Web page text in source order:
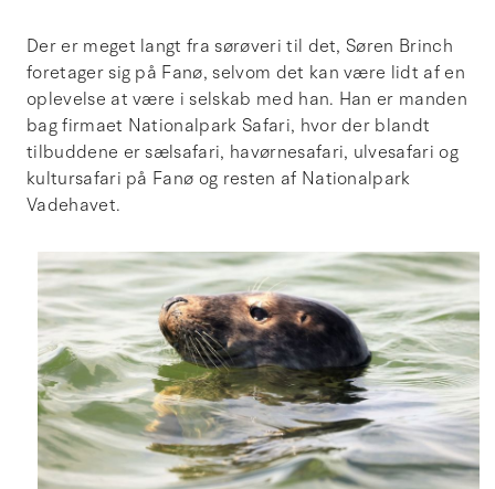
Der er meget langt fra sørøveri til det, Søren Brinch
foretager sig på Fanø, selvom det kan være lidt af en
oplevelse at være i selskab med han. Han er manden
bag firmaet Nationalpark Safari, hvor der blandt
tilbuddene er sælsafari, havørnesafari, ulvesafari og
kultursafari på Fanø og resten af Nationalpark
Vadehavet.